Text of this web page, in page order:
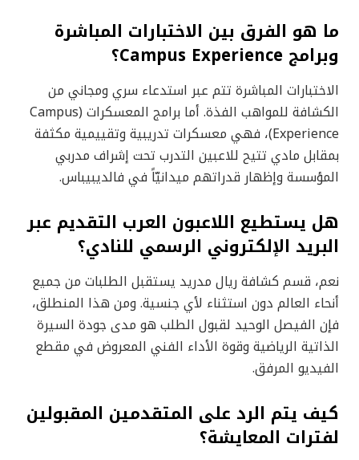
ما هو الفرق بين الاختبارات المباشرة
وبرامج Campus Experience؟
الاختبارات المباشرة تتم عبر استدعاء سري ومجاني من
الكشافة للمواهب الفذة. أما برامج المعسكرات (Campus
Experience)، فهي معسكرات تدريبية وتقييمية مكثفة
بمقابل مادي تتيح للاعبين التدرب تحت إشراف مدربي
المؤسسة وإظهار قدراتهم ميدانيّاً في فالديبيباس.
هل يستطيع اللاعبون العرب التقديم عبر
البريد الإلكتروني الرسمي للنادي؟
نعم، قسم كشافة ريال مدريد يستقبل الطلبات من جميع
أنحاء العالم دون استثناء لأي جنسية. ومن هذا المنطلق،
فإن الفيصل الوحيد لقبول الطلب هو مدى جودة السيرة
الذاتية الرياضية وقوة الأداء الفني المعروض في مقطع
الفيديو المرفق.
كيف يتم الرد على المتقدمين المقبولين
لفترات المعايشة؟